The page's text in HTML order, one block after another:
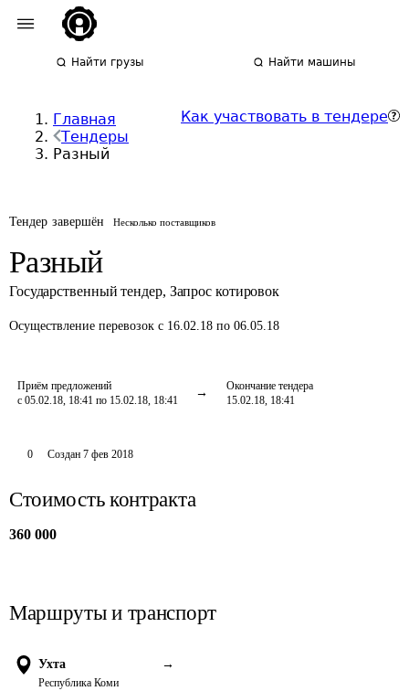
Найти грузы Найти машины
Главная
Тендеры
Разный
Как участвовать в тендере
Тендер завершён Несколько поставщиков
Разный
Государственный тендер, Запрос котировок
Осуществление перевозок с 16.02.18 по 06.05.18
Приём предложений
с 05.02.18, 18:41 по 15.02.18, 18:41
Окончание тендера
15.02.18, 18:41
0 Создан 7 фев 2018
Стоимость контракта
360 000
Маршруты и транспорт
Ухта →
Республика Коми